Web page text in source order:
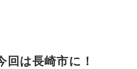
は長崎市に！